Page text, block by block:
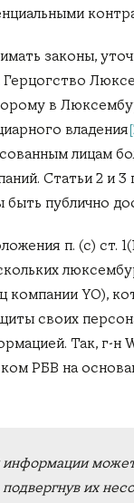
законы,
в
владения
лицам
Статьи 2 и
публично
п. (с) ст.
компании YO),
своих
Так, г-н
РБВ на
их